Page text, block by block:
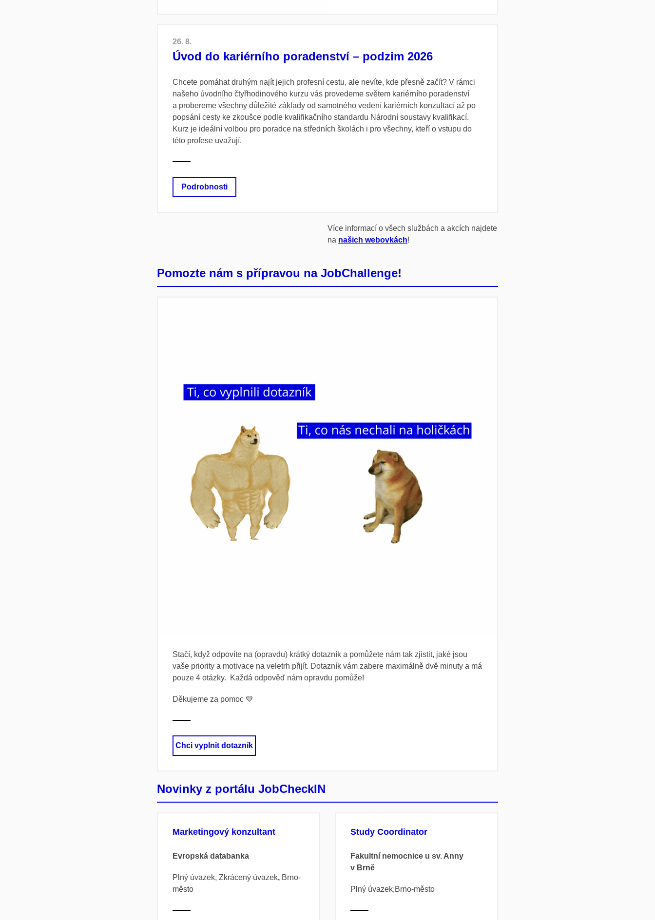
26. 8.
Úvod do kariérního poradenství – podzim 2026
Chcete pomáhat druhým najít jejich profesní cestu, ale nevíte, kde přesně začít? V rámci
našeho úvodního čtyřhodinového kurzu vás provedeme světem kariérního poradenství
a probereme všechny důležité základy od samotného vedení kariérních konzultací až po
popsání cesty ke zkoušce podle kvalifikačního standardu Národní soustavy kvalifikací.
Kurz je ideální volbou pro poradce na středních školách i pro všechny, kteří o vstupu do
této profese uvažují.
Podrobnosti
Více informací o všech službách a akcích najdete
na našich webovkách!
Pomozte nám s přípravou na JobChallenge!
Stačí, když odpovíte na (opravdu) krátký dotazník a pomůžete nám tak zjistit, jaké jsou
vaše priority a motivace na veletrh přijít. Dotazník vám zabere maximálně dvě minuty a má
pouze 4 otázky. Každá odpověď nám opravdu pomůže!
Děkujeme za pomoc 💙
Chci vyplnit dotazník
Novinky z portálu JobCheckIN
Marketingový konzultant
Evropská databanka
Plný úvazek, Zkrácený úvazek, Brno-
město
Study Coordinator
Fakultní nemocnice u sv. Anny
v Brně
Plný úvazek,Brno-město